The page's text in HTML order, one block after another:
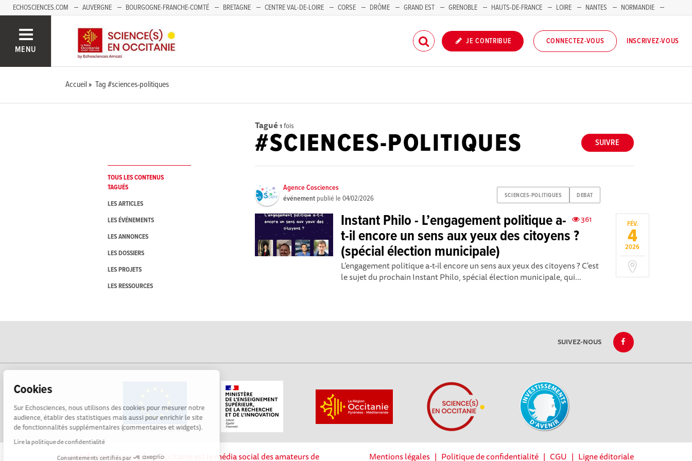
Cookies
Sur Echosciences, nous utilisons des cookies pour mesurer notre
audience, établir des statistiques mais aussi pour enrichir le site
de fonctionnalités supplémentaires (commentaires et widgets).
Lire la politique de confidentialité
Consentements certifiés par
ECHOSCIENCES.COM AUVERGNE BOURGOGNE-FRANCHE-COMTÉ BRETAGNE CENTRE VAL-DE-LOIRE CORSE DRÔME GRAND EST GRENOBLE HAUTS-DE-FRANCE LOIRE NANTES
NORMANDIE
MENU
JE CONTRIBUE CONNECTEZ-VOUS INSCRIVEZ-VOUS
Accueil Tag #sciences-politiques
TOUS LES CONTENUS
TAGUÉS
LES ARTICLES
LES ÉVÉNEMENTS
LES ANNONCES
LES DOSSIERS
LES PROJETS
LES RESSOURCES
Tagué 1 fois
SUIVRE
#SCIENCES-POLITIQUES
SCIENCES-POLITIQUES DEBAT
Agence Cosciences
événement publié le04/02/2026
FÉV.
4
2026
361
Instant Philo - L’engagement politique a-
t-il encore un sens aux yeux des citoyens ?
(spécial élection municipale)
L’engagement politique a-t-il encore un sens aux yeux des citoyens ? C'est
le sujet du prochain Instant Philo, spécial élection municipale, qui...
SUIVEZ-NOUS
La plateforme Science(s) en Occitanie est le média social des amateurs de Mentions légales| Politique de confidentialité| CGU | Ligne éditoriale